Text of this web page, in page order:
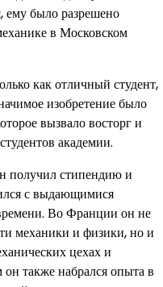
ему было разрешено
в Московском
как отличный студент,
изобретение было
вызвало восторг и
академии.
получил стипендию и
с выдающимися
Во Франции он не
механики и физики, но и
цехах и
также набрался опыта в